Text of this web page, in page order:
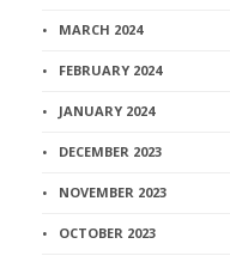
MARCH 2024
FEBRUARY 2024
JANUARY 2024
DECEMBER 2023
NOVEMBER 2023
OCTOBER 2023